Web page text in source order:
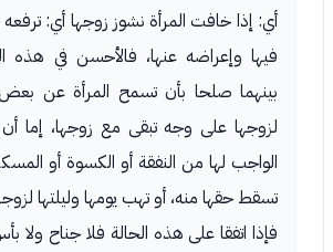
أي: إذا خافت المرأة نشوز زوجها أي:
فيها وإعراضه عنها، فالأحسن في هذه
بينهما صلحا بأن تسمح المرأة عن بعض
لزوجها على وجه تبقى مع زوجها، إما
الواجب لها من النفقة أو الكسوة أو
تسقط حقها منه، أو تهب يومها وليلتها
فإذا اتفقا على هذه الحالة فلا جناح ولا